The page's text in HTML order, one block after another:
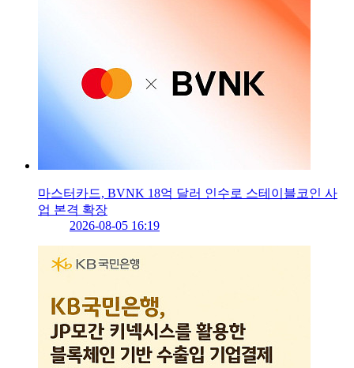
마스터카드, BVNK 18억 달러 인수로 스테이블코인 사
업 본격 확장
2026-08-05 16:19